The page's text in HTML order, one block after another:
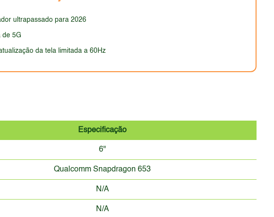
dos materiais utilizados e da ausência de certificações
ultrapassado para 2026
de 5G
atualização da tela limitada a 60Hz
Especificação
6"
Qualcomm Snapdragon 653
N/A
N/A